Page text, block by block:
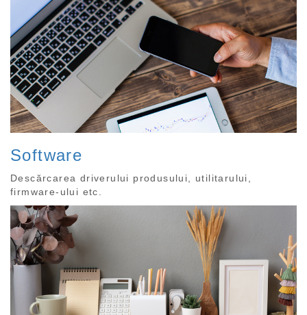
Software
Descărcarea driverului produsului, utilitarului,
firmware-ului etc.